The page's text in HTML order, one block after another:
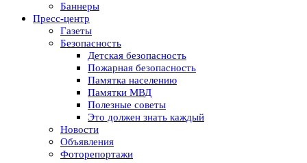
Баннеры
Пресс-центр
Газеты
Безопасность
Детская безопасность
Пожарная безопасность
Памятка населению
Памятки МВД
Полезные советы
Это должен знать каждый
Новости
Объявления
Фоторепортажи